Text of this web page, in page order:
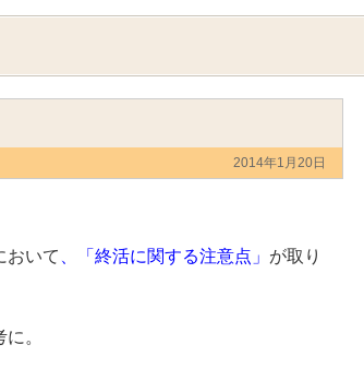
2014年1月20日
おいて 、「終活に関する注意点」 が取り
。